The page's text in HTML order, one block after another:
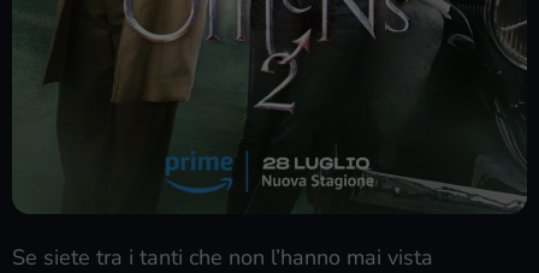
Se siete tra i tanti che non l’hanno mai vista